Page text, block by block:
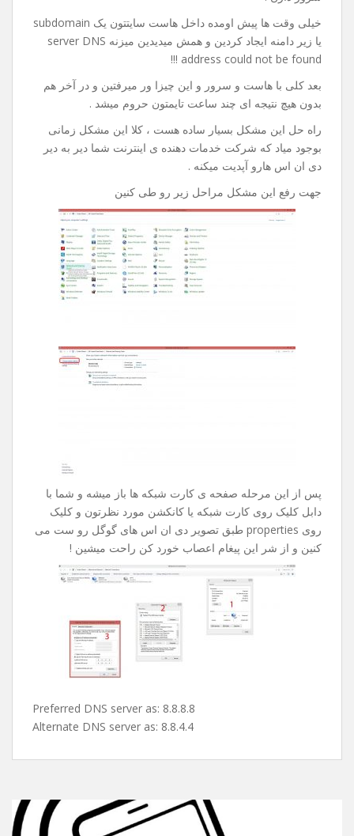
سلام و عرض ادب خدمت بازدیدکنندگان عزیز .
در این پست قصد دارم راه حل یک خطای اعصاب خورد کن رو
این راه حل بیشتر به درد دوستانی میخوره که سایت یا هاست یا
سرور دارن !
خیلی وقت ها پیش اومده داخل هاست سایتتون یک subdomain
یا زیر دامنه ایجاد کردین و همش میدیدین میزنه server DNS
address could not be found !!!
بعد کلی با هاست و سرور و این چیزا ور میرفتین و در آخر هم
بدون هیچ نتیجه ای چند ساعت تایمتون حروم میشد .
راه حل این مشکل بسیار ساده هست ، کلا این مشکل زمانی
بوجود میاد که شرکت خدمات دهنده ی اینترنت شما دیر به دیر
دی ان اس هارو آپدیت میکنه .
پس از این مرحله صفحه ی کارت شبکه ها باز میشه و شما با
دابل کلیک روی کارت شبکه یا کانکشن مورد نظرتون و کلیک
روی properties طبق تصویر دی ان اس های گوگل رو ست می
کنین و از شر این پیغام اعصاب خورد کن راحت میشین !
Preferred DNS server as: 8.8.8.8